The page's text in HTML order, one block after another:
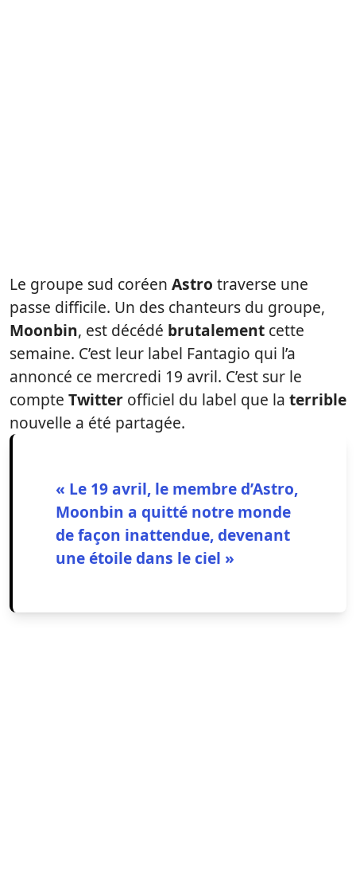
Le groupe sud coréen Astro traverse une
passe difficile. Un des chanteurs du groupe,
Moonbin, est décédé brutalement cette
semaine. C’est leur label Fantagio qui l’a
annoncé ce mercredi 19 avril. C’est sur le
compte Twitter officiel du label que la terrible
nouvelle a été partagée.
« Le 19 avril, le membre d’Astro,
Moonbin a quitté notre monde
de façon inattendue, devenant
une étoile dans le ciel »